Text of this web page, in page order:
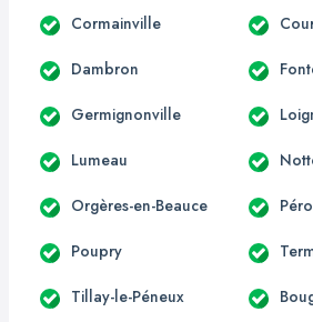
Cormainville
Dambron
Germignonville
Lumeau
Orgères-en-Beauce
Poupry
Tillay-le-Péneux